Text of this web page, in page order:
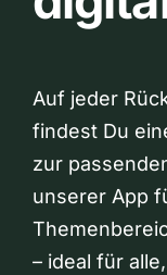
Auf jeder
findest Du
zur
unserer App
– ideal für